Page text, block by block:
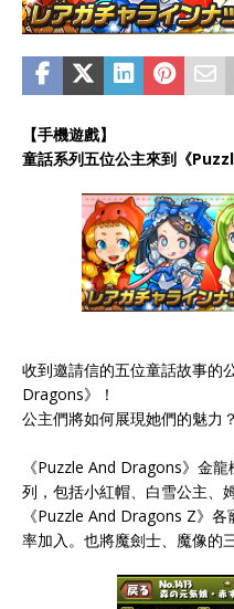
【手機遊戲】
童話系列五位公主來到《
收到邀請信的五位童話故事的
Dragons》！
公主們將如何展現她們的魅力
《Puzzle And Dragons》金
列，包括小紅帽、白雪公主、
《Puzzle And Dragons Z》
率加入。也將魔劍士、魔像的